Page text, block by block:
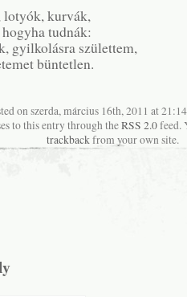
lotyók, kurvák,
tudnák:
gyilkolásra születtem,
büntetlen.
on szerda, március 16th, 2011 at
to this entry through theRSS 2.0feed.
trackbackfrom your own site.